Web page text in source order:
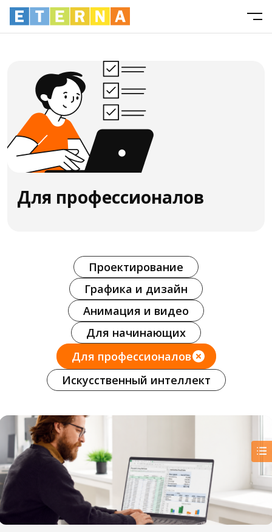
Для профессионалов
Проектирование
Графика и дизайн
Анимация и видео
Для начинающих
Для профессионалов
Искусственный интеллект